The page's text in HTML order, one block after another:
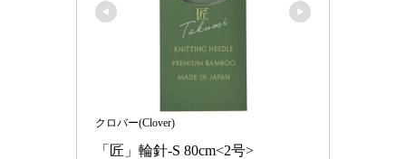
クロバー(Clover)
「匠」輪針-S 80cm<2号>